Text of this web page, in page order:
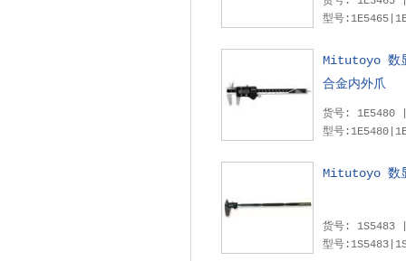
型号
Mitutoyo 数
合金内外爪
型号
Mitutoyo 数
型号